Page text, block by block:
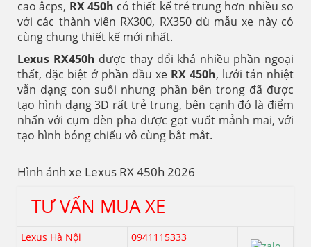
cao âcps, RX 450h có thiết kế trẻ trung hơn nhiều so
với các thành viên RX300, RX350 dù mẫu xe này có
cùng chung thiết kế mới nhất.
Lexus RX450h được thay đổi khá nhiều phần ngoại
thất, đặc biệt ở phần đầu xe RX 450h, lưới tản nhiệt
vẫn dạng con suối nhưng phần bên trong đã được
tạo hình dạng 3D rất trẻ trung, bên cạnh đó là điểm
nhấn với cụm đèn pha được gọt vuốt mảnh mai, với
tạo hình bóng chiếu vô cùng bắt mắt.
Hình ảnh xe Lexus RX 450h 2026
TƯ VẤN MUA XE
Lexus Hà Nội
0941115333